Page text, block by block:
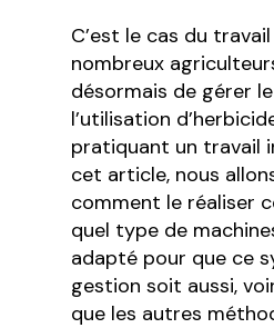
C’est le cas du
nombreux
désormais de gérer
l’utilisation
pratiquant un travail
cet article, nous
comment le réaliser
quel type de
adapté pour que ce
gestion soit aussi,
que les autres